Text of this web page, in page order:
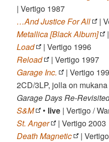
| Vertigo 1987
…And Justice For All
|
Metallica [Black Album]
Load
| Vertigo 1996
Reload
| Vertigo 1997
Garage Inc.
| Vertigo
2CD/3LP, jolla on
Garage Days Re-
S&M
• live | Vertigo /
St. Anger
| Vertigo 2003
Death Magnetic
|